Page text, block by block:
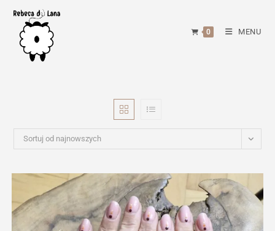
content
0 MENU
Sortuj od najnowszych